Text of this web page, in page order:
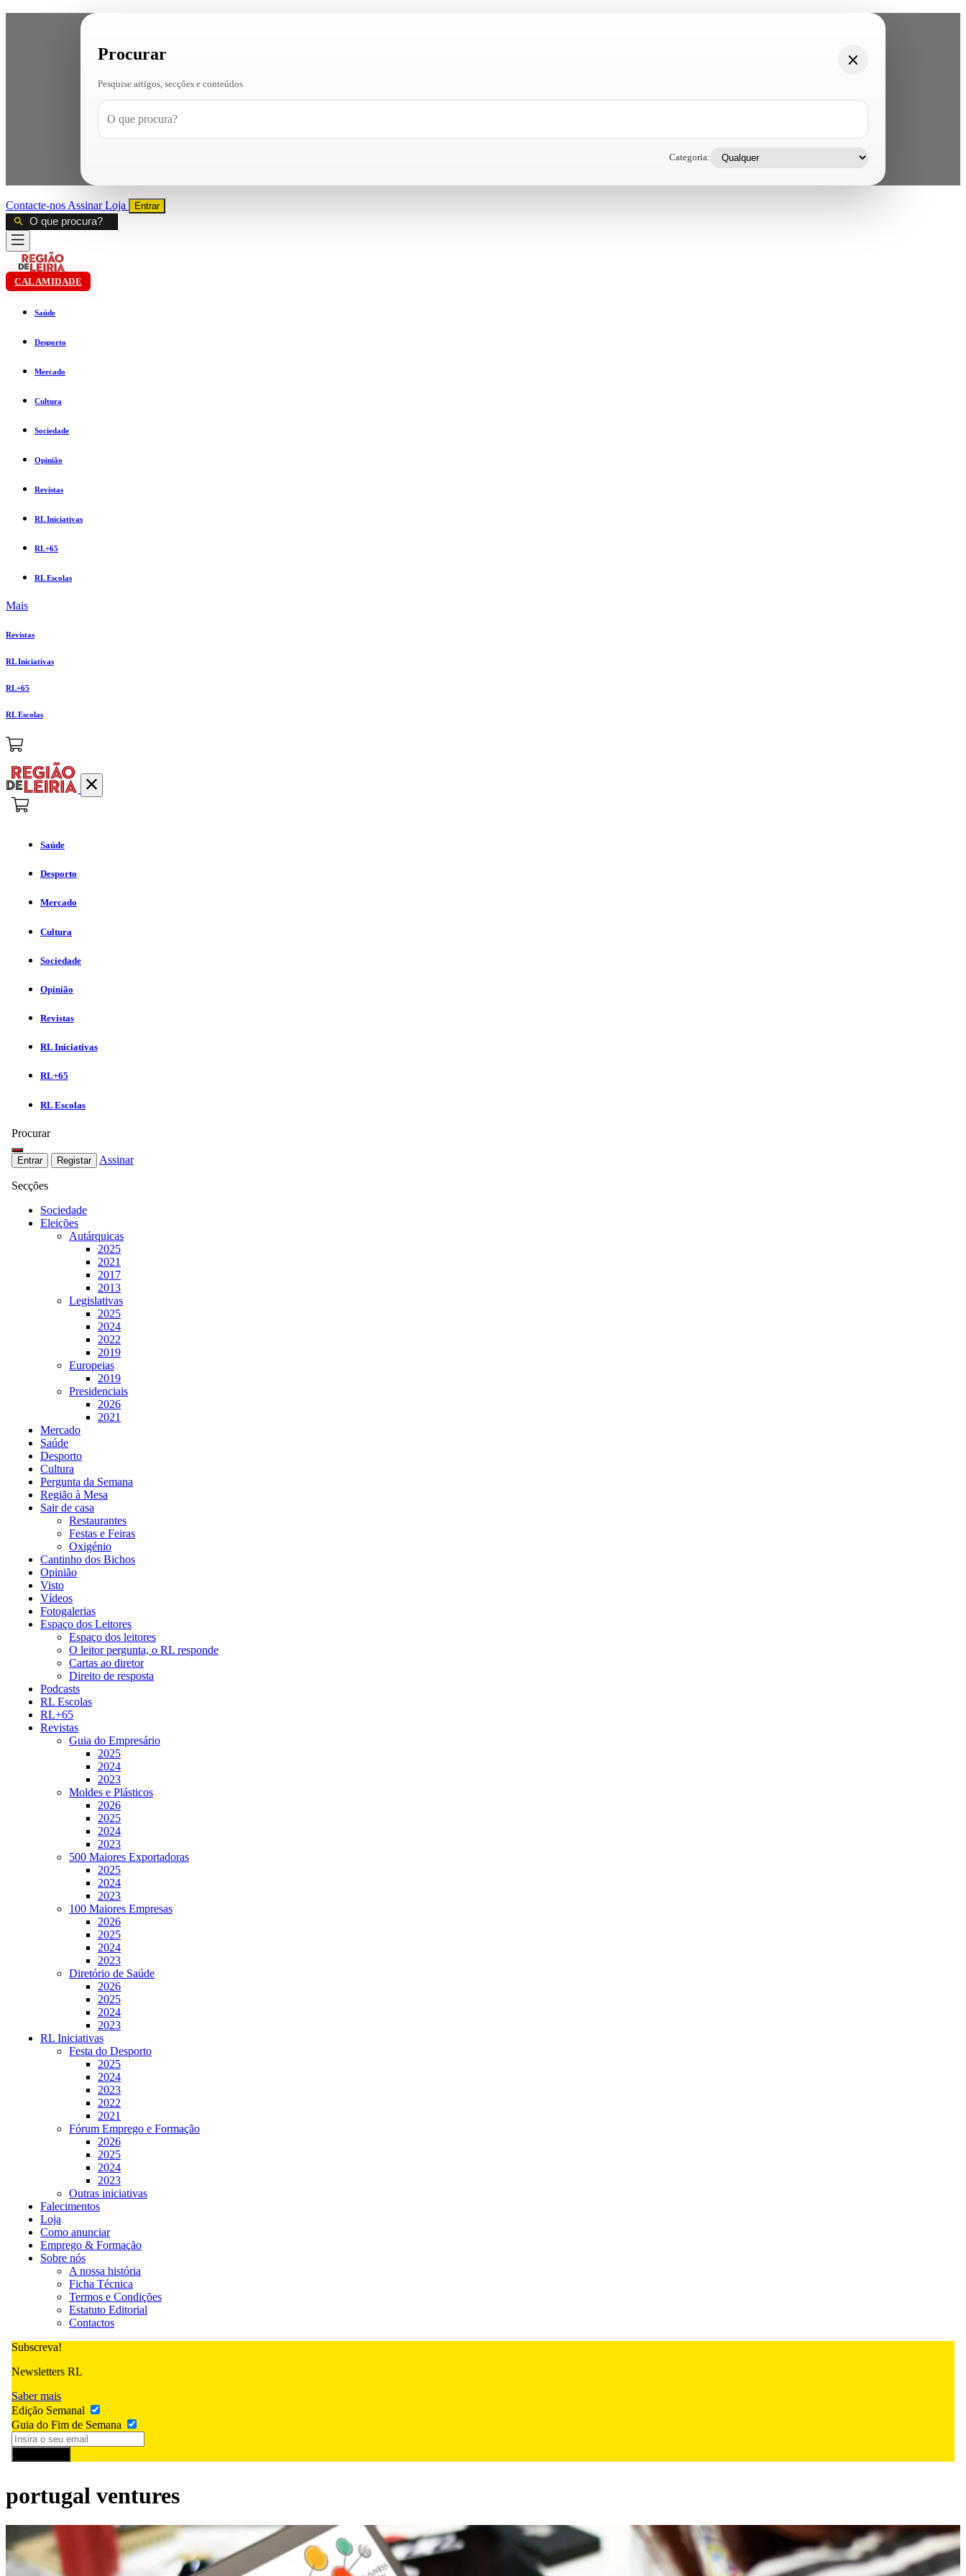
Procurar
Pesquise artigos, secções e conteúdos
Categoria:
Contacte-nos AssinarLoja Entrar
CALAMIDADE
Saúde
Desporto
Mercado
Cultura
Sociedade
Opinião
Revistas
RL Iniciativas
RL+65
RL Escolas
Mais
Revistas
RL Iniciativas
RL+65
RL Escolas
Saúde
Desporto
Mercado
Cultura
Sociedade
Opinião
Revistas
RL Iniciativas
RL+65
RL Escolas
Procurar
Entrar Registar Assinar
Secções
Sociedade
Eleições
Autárquicas
2025
2021
2017
2013
Legislativas
2025
2024
2022
2019
Europeias
2019
Presidenciais
2026
2021
Mercado
Saúde
Desporto
Cultura
Pergunta da Semana
Região à Mesa
Sair de casa
Restaurantes
Festas e Feiras
Oxigénio
Cantinho dos Bichos
Opinião
Visto
Vídeos
Fotogalerias
Espaço dos Leitores
Espaço dos leitores
O leitor pergunta, o RL responde
Cartas ao diretor
Direito de resposta
Podcasts
RL Escolas
RL+65
Revistas
Guia do Empresário
2025
2024
2023
Moldes e Plásticos
2026
2025
2024
2023
500 Maiores Exportadoras
2025
2024
2023
100 Maiores Empresas
2026
2025
2024
2023
Diretório de Saúde
2026
2025
2024
2023
RL Iniciativas
Festa do Desporto
2025
2024
2023
2022
2021
Fórum Emprego e Formação
2026
2025
2024
2023
Outras iniciativas
Falecimentos
Loja
Como anunciar
Emprego & Formação
Sobre nós
A nossa história
Ficha Técnica
Termos e Condições
Estatuto Editorial
Contactos
Subscreva!
Newsletters RL
Saber mais
Edição Semanal
Guia do Fim de Semana
portugal ventures